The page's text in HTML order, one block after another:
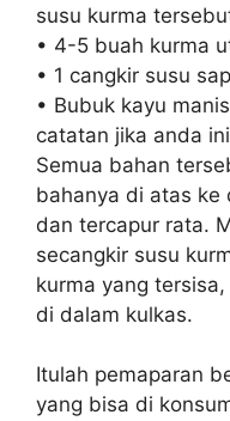
susu kurma
• 4-5 buah kurma
• 1 cangkir susu
• Bubuk kayu
catatan jika anda
Semua bahan
bahanya di atas ke
dan tercapur rata.
secangkir susu
kurma yang
di dalam kulkas.
Itulah pemaparan
yang bisa di